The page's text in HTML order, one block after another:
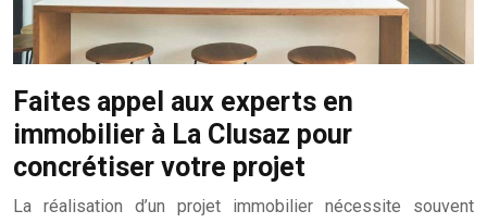
Faites appel aux experts en
immobilier à La Clusaz pour
concrétiser votre projet
La réalisation d’un projet immobilier nécessite souvent